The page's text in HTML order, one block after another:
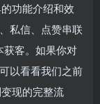
功能介绍和效
私信、点赞串联
获客。如果你对
以看看我们之前
现的完整流